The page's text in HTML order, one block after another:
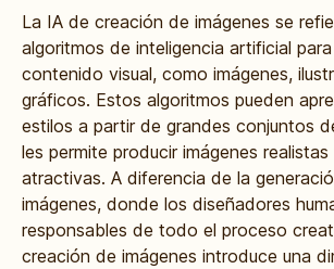
La IA de creación de imágenes se
algoritmos de inteligencia artificial
contenido visual, como imágenes,
gráficos. Estos algoritmos pueden
estilos a partir de grandes conjuntos
les permite producir imágenes
atractivas. A diferencia de la
imágenes, donde los diseñadores
responsables de todo el proceso
creación de imágenes introduce una